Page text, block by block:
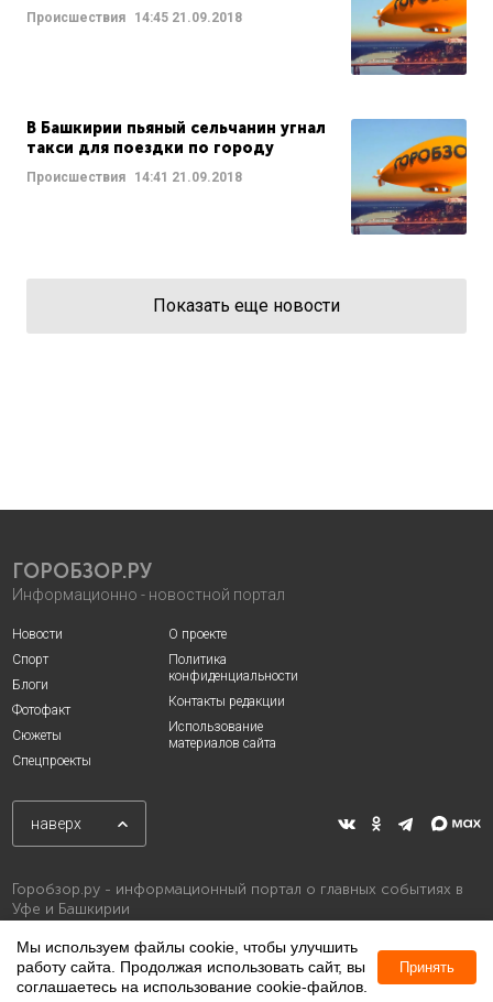
Происшествия 14:45 21.09.2018
В Башкирии пьяный сельчанин угнал
такси для поездки по городу
Происшествия 14:41 21.09.2018
Показать еще новости
ГОРОБЗОР.РУ
Информационно - новостной портал
Новости
Спорт
Блоги
Фотофакт
Сюжеты
Спецпроекты
О проекте
Политика
конфиденциальности
Контакты редакции
Использование
материалов сайта
наверх
Горобзор.ру - информационный портал о главных событиях в
Уфе и Башкирии
Мы используем файлы cookie, чтобы улучшить
работу сайта. Продолжая использовать сайт, вы
соглашаетесь на использование cookie-файлов.
Принять